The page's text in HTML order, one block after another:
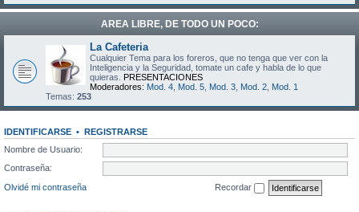
AREA LIBRE, DE TODO UN POCO:
La Cafeteria
Cualquier Tema para los foreros, que no tenga que ver con la
Inteligencia y la Seguridad, tomate un cafe y habla de lo que
quieras. PRESENTACIONES
Moderadores: Mod. 4 Mod. 5 Mod. 3 Mod. 2 Mod. 1
Temas: 253
IDENTIFICARSE • REGISTRARSE
Nombre de Usuario:
Contraseña:
Olvidé mi contraseña
Recordar